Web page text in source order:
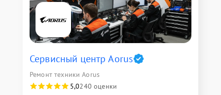
Сервисный центр Aorus
Ремонт техники Aorus
5,0240 оценки